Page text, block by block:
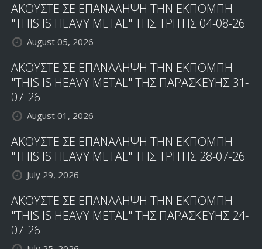
GEOF
O'KEEFE,
ΝΕΟ
ΑΚΟΥΣΤΕ ΣΕ ΕΠΑΝΑΛΗΨΗ ΤΗΝ ΕΚΠΟΜΠΗ
"THIS IS HEAVY METAL" ΤΗΣ ΤΡΙΤΗΣ 04-08-26
August 05, 2026
ΑΚΟΥΣΤΕ ΣΕ ΕΠΑΝΑΛΗΨΗ ΤΗΝ ΕΚΠΟΜΠΗ
"THIS IS HEAVY METAL" ΤΗΣ ΠΑΡΑΣΚΕΥΗΣ 31-
07-26
August 01, 2026
ΑΚΟΥΣΤΕ ΣΕ ΕΠΑΝΑΛΗΨΗ ΤΗΝ ΕΚΠΟΜΠΗ
"THIS IS HEAVY METAL" ΤΗΣ ΤΡΙΤΗΣ 28-07-26
July 29, 2026
ΑΚΟΥΣΤΕ ΣΕ ΕΠΑΝΑΛΗΨΗ ΤΗΝ ΕΚΠΟΜΠΗ
"THIS IS HEAVY METAL" ΤΗΣ ΠΑΡΑΣΚΕΥΗΣ 24-
07-26